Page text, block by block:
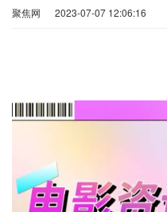
聚焦网 2023-07-07 12:06:16